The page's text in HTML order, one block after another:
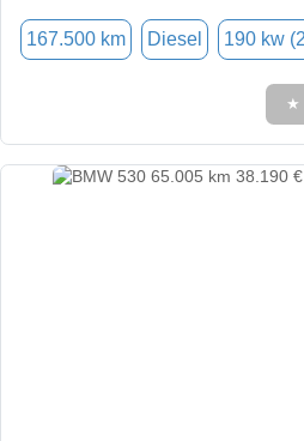
167.500 km Diesel 190 kw
★